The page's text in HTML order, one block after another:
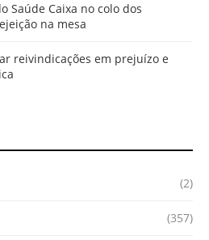
Saúde Caixa no colo dos
na mesa
reivindicações em prejuízo e
(2)
(357)